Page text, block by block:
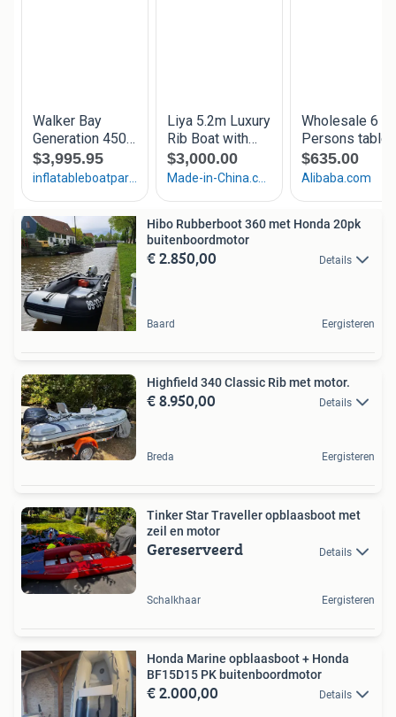
Hibo Rubberboot 360 met Honda 20pk
buitenboordmotor
€ 2.850,00 Details
Baard Eergisteren
Highfield 340 Classic Rib met motor.
€ 8.950,00 Details
Breda Eergisteren
Tinker Star Traveller opblaasboot met
zeil en motor
Gereserveerd Details
Schalkhaar Eergisteren
Honda Marine opblaasboot + Honda
BF15D15 PK buitenboordmotor
€ 2.000,00 Details